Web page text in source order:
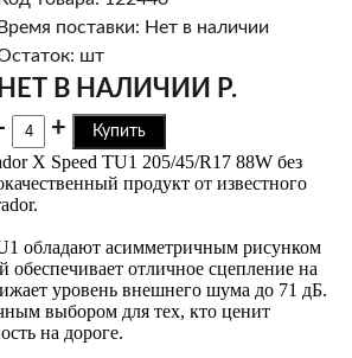
Время поставки: Нет в наличии
шт
НЕТ В НАЛИЧИИ Р.
+ Купить
X Speed TU1 205/45/R17 88W без
продукт от известного
обладают асимметричным рисунком
обеспечивает отличное сцепление на
уровень внешнего шума до 71 дБ.
выбором для тех, кто ценит
на дороге.